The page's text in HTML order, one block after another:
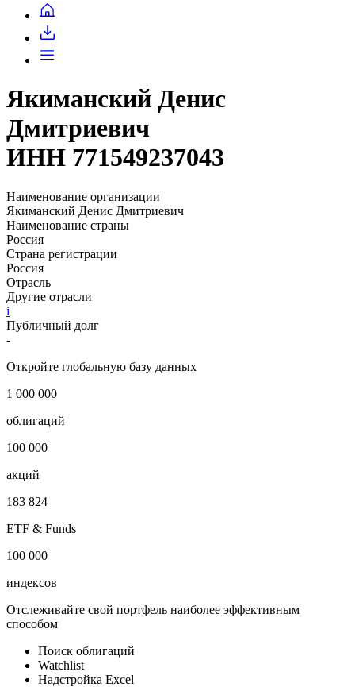
Якиманский Денис
Дмитриевич
ИНН 771549237043
Наименование организации
Якиманский Денис Дмитриевич
Наименование страны
Россия
Страна регистрации
Россия
Отрасль
Другие отрасли
i
Публичный долг
-
Откройте глобальную базу данных
1 000 000
облигаций
100 000
акций
183 824
ETF & Funds
100 000
индексов
Отслеживайте свой портфель наиболее эффективным
способом
Поиск облигаций
Watchlist
Надстройка Excel